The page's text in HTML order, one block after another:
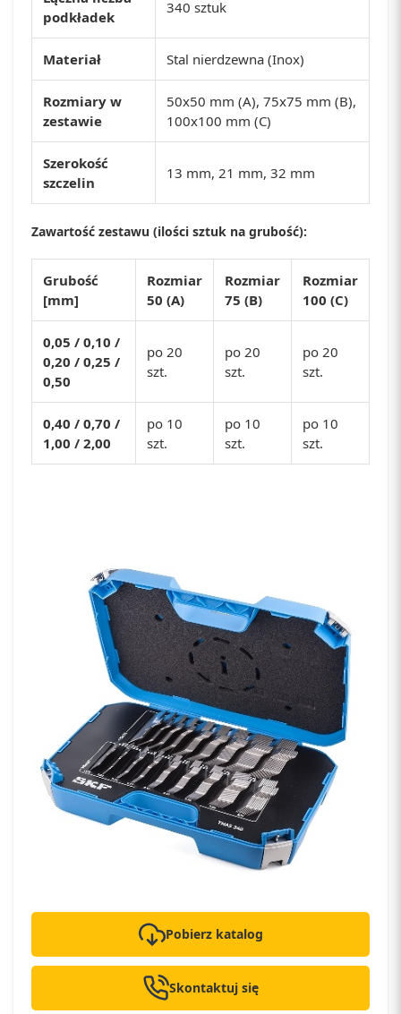
podkładek
340 sztuk
Materiał Stal nierdzewna (Inox)
Rozmiary w
zestawie
50x50 mm (A), 75x75 mm (B),
100x100 mm (C)
Szerokość
szczelin
13 mm, 21 mm, 32 mm
Zawartość zestawu (ilości sztuk na grubość):
Grubość
[mm]
Rozmiar
50 (A)
Rozmiar
75 (B)
Rozmiar
100 (C)
0,05 / 0,10 /
0,20 / 0,25 /
0,50
po 20
szt.
po 20
szt.
po 20
szt.
0,40 / 0,70 /
1,00 / 2,00
po 10
szt.
po 10
szt.
po 10
szt.
Pobierz katalog
Skontaktuj się